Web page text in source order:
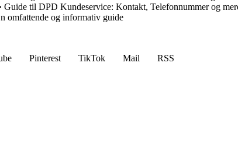
Guide til DPD Kundeservice: Kontakt, Telefonnummer og
omfattende og informativ guide
Pinterest TikTok Mail
RSS